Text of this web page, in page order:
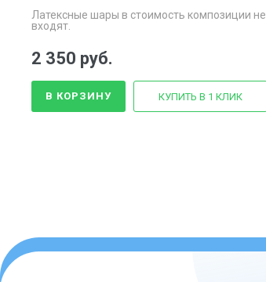
Латексные шары в стоимость композиции не
входят.
2 350 руб.
В КОРЗИНУ КУПИТЬ В 1 КЛИК